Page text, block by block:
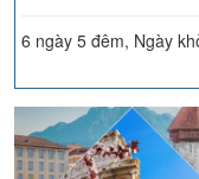
6 ngày 5 đêm, Ngày